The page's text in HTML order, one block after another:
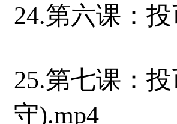
24.第六课：
25.第七课：
守).mp4